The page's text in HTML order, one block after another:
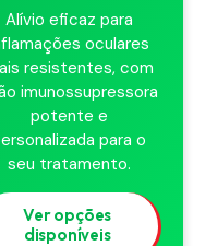
Alívio eficaz para
oculares
resistentes, com
imunossupressora
potente e
para o
seu tratamento.
Ver opções
disponíveis